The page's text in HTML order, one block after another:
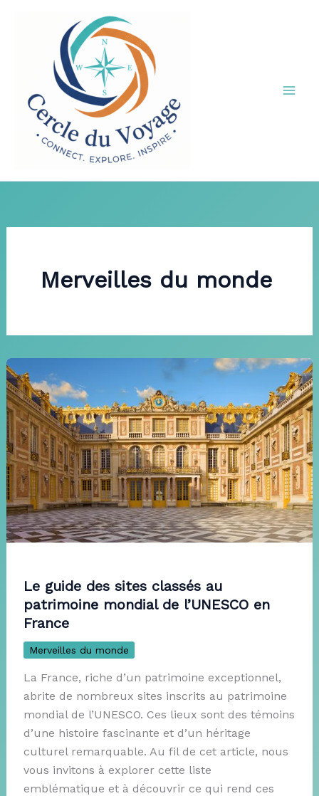
Merveilles du monde
Le guide des sites classés au
patrimoine mondial de l’UNESCO en
France
Merveilles du monde
La France, riche d’un patrimoine exceptionnel,
abrite de nombreux sites inscrits au patrimoine
mondial de l’UNESCO. Ces lieux sont des témoins
d’une histoire fascinante et d’un héritage
culturel remarquable. Au fil de cet article, nous
vous invitons à explorer cette liste
emblématique et à découvrir ce qui rend ces